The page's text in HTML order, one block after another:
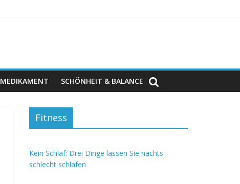
MEDIKAMENT SCHÖNHEIT & BALANCE
Fitness
Kein Schlaf: Drei Dinge lassen Sie nachts
schlecht schlafen